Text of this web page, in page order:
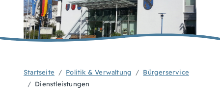
Startseite Politik & Verwaltung
Bürgerservice
Dienstleistungen